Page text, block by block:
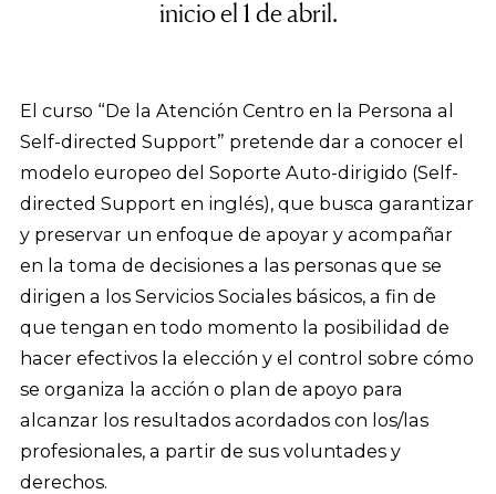
inicio el 1 de abril.
El curso “De la Atención Centro en la Persona al
Self-directed Support” pretende dar a conocer el
modelo europeo del Soporte Auto-dirigido (Self-
directed Support en inglés), que busca garantizar
y preservar un enfoque de apoyar y acompañar
en la toma de decisiones a las personas que se
dirigen a los Servicios Sociales básicos, a fin de
que tengan en todo momento la posibilidad de
hacer efectivos la elección y el control sobre cómo
se organiza la acción o plan de apoyo para
alcanzar los resultados acordados con los/las
profesionales, a partir de sus voluntades y
derechos.